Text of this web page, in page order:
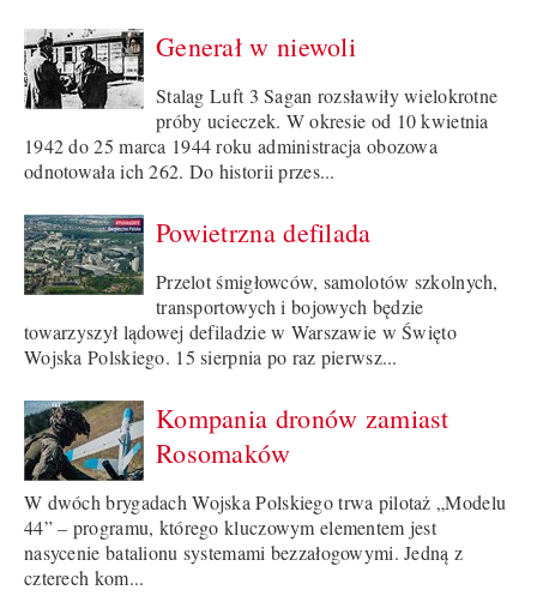
Generał w niewoli
Stalag Luft 3 Sagan rozsławiły wielokrotne
próby ucieczek. W okresie od 10 kwietnia
1942 do 25 marca 1944 roku administracja obozowa
odnotowała ich 262. Do historii przes...
Powietrzna defilada
Przelot śmigłowców, samolotów szkolnych,
transportowych i bojowych będzie
towarzyszył lądowej defiladzie w Warszawie w Święto
Wojska Polskiego. 15 sierpnia po raz pierwsz...
Kompania dronów zamiast
Rosomaków
W dwóch brygadach Wojska Polskiego trwa pilotaż „Modelu
44” – programu, którego kluczowym elementem jest
nasycenie batalionu systemami bezzałogowymi. Jedną z
czterech kom...